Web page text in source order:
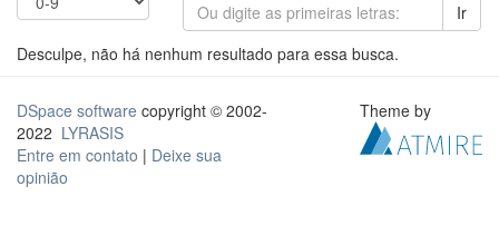
Ir
Desculpe, não há nenhum resultado para essa busca.
DSpace software copyright © 2002-
2022 LYRASIS
Entre em contato | Deixe sua
opinião
Theme by